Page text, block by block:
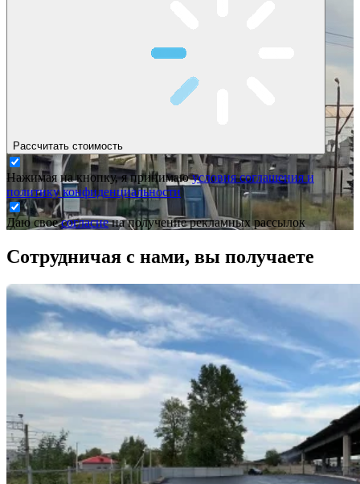
Рассчитать стоимость
Нажимая на кнопку, я принимаюусловия соглашения и
политику конфиденциальности
Даю своесогласиена получение рекламных рассылок
Сотрудничая с нами, вы получаете